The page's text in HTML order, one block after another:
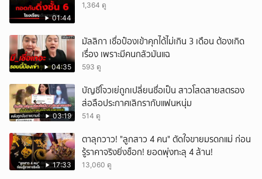
01:44
1,364 ดู
04:35
มัลลิกา เชื่อป๋องเข้าคุกได้ไม่เกิน 3 เดือน ต้องเกิด
เรื่อง เพราะมีคนกลัวมันแฉ
593 ดู
03:19
บัญชีโจวเย่ถูกเปลี่ยนชื่อเป็น สาวโสดสายสตรอง
ส่อลือประกาศเลิกรากับแฟนหนุ่ม
514 ดู
17:33
ตาลุกวาว! "ลูกสาว 4 คน" ตัดใจขายมรดกแม่ ก่อน
รู้ราคาจริงยิ่งช็อก! ยอดพุ่งทะลุ 4 ล้าน!
13,060 ดู